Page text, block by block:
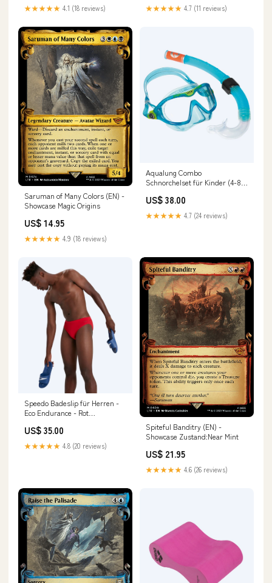
★★★★★ 4.1 (18 reviews) ★★★★★ 4.7 (11 reviews)
Saruman of Many Colors (EN) -
Showcase Magic Origins
US$ 14.95
★★★★★ 4.9 (18 reviews)
Aqualung Combo
Schnorchelset für Kinder (4-8)
US$ 38.00
★★★★★ 4.7 (24 reviews)
Speedo Badeslip für Herren -
Eco Endurance - Rot
US$ 35.00
★★★★★ 4.8 (20 reviews)
Spiteful Banditry (EN) -
Showcase Zustand:Near Mint
US$ 21.95
★★★★★ 4.6 (26 reviews)